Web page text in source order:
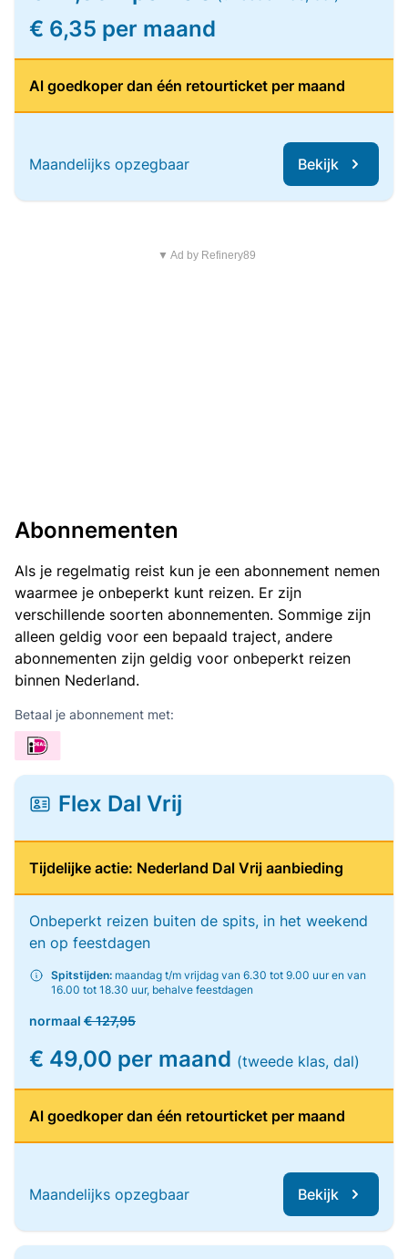
€ 6,35 per maand
Al goedkoper dan één retourticket per maand
Maandelijks opzegbaar Bekijk
▼ Ad by Refinery89
Abonnementen
Als je regelmatig reist kun je een abonnement nemen
waarmee je onbeperkt kunt reizen. Er zijn
verschillende soorten abonnementen. Sommige zijn
alleen geldig voor een bepaald traject, andere
abonnementen zijn geldig voor onbeperkt reizen
binnen Nederland.
Betaal je abonnement met:
Flex Dal Vrij
Tijdelijke actie: Nederland Dal Vrij aanbieding
Onbeperkt reizen buiten de spits, in het weekend
en op feestdagen
Spitstijden: maandag t/m vrijdag van 6.30 tot 9.00 uur en van
16.00 tot 18.30 uur, behalve feestdagen
normaal € 127,95
€ 49,00 per maand (tweede klas, dal)
Al goedkoper dan één retourticket per maand
Maandelijks opzegbaar Bekijk